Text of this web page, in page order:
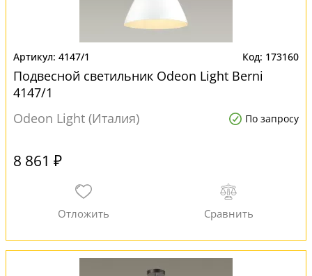
4147/1 173160
Подвесной светильник Odeon Light Berni
4147/1
Odeon Light (Италия)
По запросу
8 861 ₽